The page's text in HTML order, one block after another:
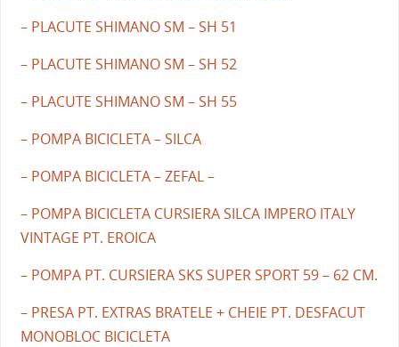
– PLACUTE SHIMANO SM – SH 51
– PLACUTE SHIMANO SM – SH 52
– PLACUTE SHIMANO SM – SH 55
– POMPA BICICLETA – SILCA
– POMPA BICICLETA – ZEFAL –
– POMPA BICICLETA CURSIERA SILCA IMPERO ITALY
VINTAGE PT. EROICA
– POMPA PT. CURSIERA SKS SUPER SPORT 59 – 62 CM.
– PRESA PT. EXTRAS BRATELE + CHEIE PT. DESFACUT
MONOBLOC BICICLETA